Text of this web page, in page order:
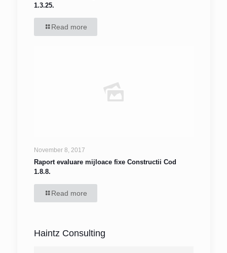
1.3.25.
Read more
November 8, 2017
Raport evaluare mijloace fixe Constructii Cod
1.8.8.
Read more
Haintz Consulting